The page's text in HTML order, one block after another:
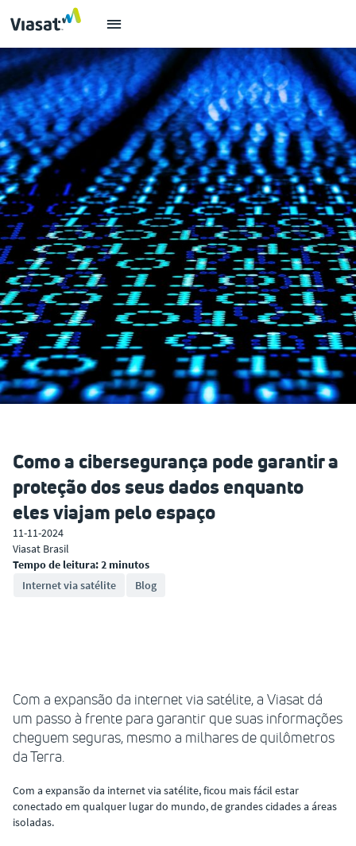
Como a cibersegurança pode garantir a
proteção dos seus dados enquanto
eles viajam pelo espaço
11-11-2024
Viasat Brasil
Tempo de leitura: 2 minutos
Internet via satélite
Blog
Com a expansão da internet via satélite, a Viasat dá
um passo à frente para garantir que suas informações
cheguem seguras, mesmo a milhares de quilômetros
da Terra.
Com a expansão da internet via satélite, ficou mais fácil estar
conectado em qualquer lugar do mundo, de grandes cidades a áreas
isoladas.